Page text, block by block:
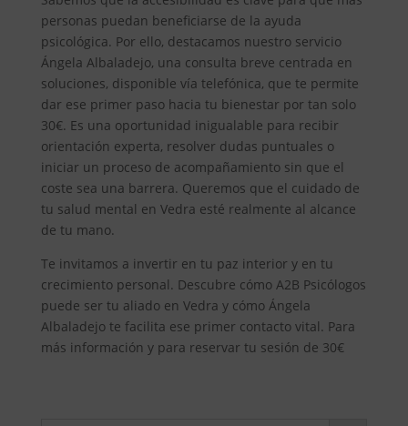
personas puedan beneficiarse de la ayuda
psicológica. Por ello, destacamos nuestro servicio
Ángela Albaladejo, una consulta breve centrada en
soluciones, disponible vía telefónica, que te permite
dar ese primer paso hacia tu bienestar por tan solo
30€. Es una oportunidad inigualable para recibir
orientación experta, resolver dudas puntuales o
iniciar un proceso de acompañamiento sin que el
coste sea una barrera. Queremos que el cuidado de
tu salud mental en Vedra esté realmente al alcance
de tu mano.
Te invitamos a invertir en tu paz interior y en tu
crecimiento personal. Descubre cómo A2B Psicólogos
puede ser tu aliado en Vedra y cómo Ángela
Albaladejo te facilita ese primer contacto vital. Para
más información y para reservar tu sesión de 30€